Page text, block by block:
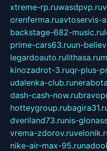
xtreme-rp.ruwasdpvp.ru
orenferma.ruavtoservis-
backstage-682-music.ru
prime-cars63.ruun-
legardoauto.rulithasa.ru
kinozadrot-3.ruqr-plus-
udalenka-club.ru
dash-cash-now.ru
hotteygroup.ru
dveriland73.runis-
vrema-zdorov.ru
nike-air-max-95.ru